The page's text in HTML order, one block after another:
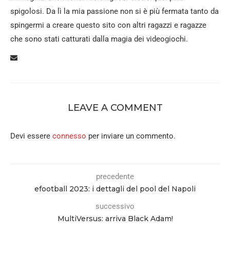
spigolosi. Da lì la mia passione non si è più fermata tanto da
spingermi a creare questo sito con altri ragazzi e ragazze
che sono stati catturati dalla magia dei videogiochi.
LEAVE A COMMENT
Devi essere connesso per inviare un commento.
precedente
efootball 2023: i dettagli del pool del Napoli
successivo
MultiVersus: arriva Black Adam!